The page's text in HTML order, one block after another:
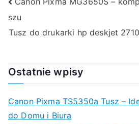
wpisu
szu
Tusz do drukarki hp deskjet
Ostatnie wpisy
Canon Pixma TS5350a Tusz –
do Domu i Biura